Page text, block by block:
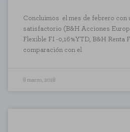
Concluimos el mes de febrero con
satisfactorio (B&H Acciones
Flexible FI -0,16%YTD, B&H Renta
comparación con el
8 marzo, 2018
HABILITAR